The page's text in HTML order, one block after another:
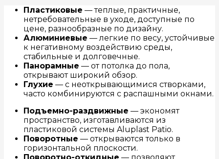
Пластиковые — теплые, практичные,
нетребовательные в уходе, доступные по
цене, разнообразные по дизайну.
Алюминиевые — легкие по весу, устойчивые
к негативному воздействию среды,
стабильные и долговечные.
Панорамные — от потолка до пола,
открывают широкий обзор.
Глухие — с неоткрывающимися створками,
часто комбинируются с распашными окнами.
Подъемно-раздвижные — экономят
пространство, изготавливаются из
пластиковой системы Aluplast Patio.
Поворотные — открываются только в
горизонтальной плоскости.